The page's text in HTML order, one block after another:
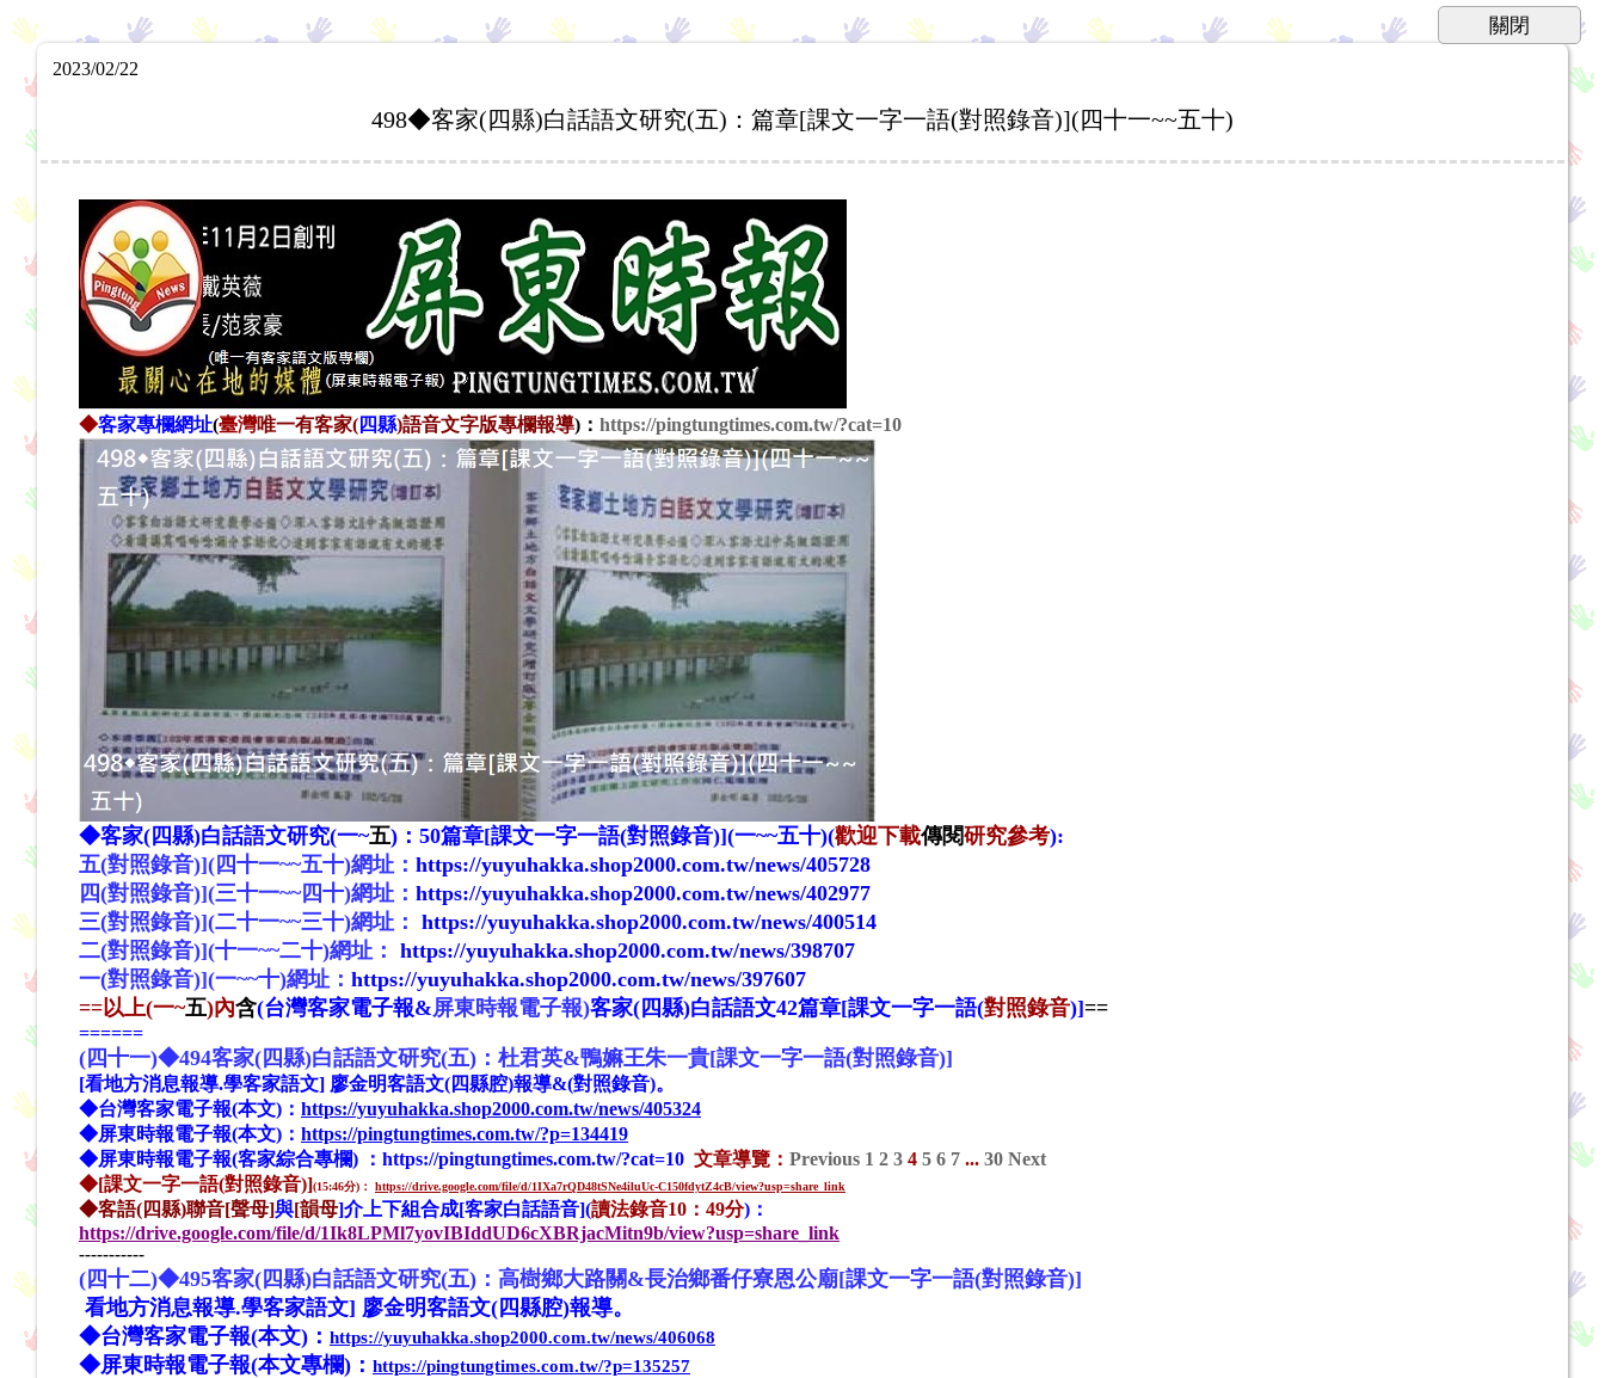
2023/02/22
498◆客家(四縣)白話語文研究(五)：篇章[課文一字一語(對照錄音)](四十一~~五十)
◆客家專欄網址(臺灣唯一有客家(四縣)語音文字版專欄報導)： https://pingtungtimes.com.tw/?cat=10
◆客家(四縣)白話語文研究(一~五)：50篇章[課文一字一語(對照錄音)](一~~五十)(歡迎下載傳閱研究參考):
五(對照錄音)](四十一~~五十)網址： https://yuyuhakka.shop2000.com.tw/news/405728
四(對照錄音)](三十一~~四十)網址： https://yuyuhakka.shop2000.com.tw/news/402977
三(對照錄音)](二十一~~三十)網址： https://yuyuhakka.shop2000.com.tw/news/400514
二(對照錄音)](十一~~二十)網址： https://yuyuhakka.shop2000.com.tw/news/398707
一(對照錄音)](一~~十)網址： https://yuyuhakka.shop2000.com.tw/news/397607
==以上(一~五)內含(台灣客家電子報&屏東時報電子報)客家(四縣)白話語文42篇章[課文一字一語(對照錄音)]==
======
(四十一)◆494客家(四縣)白話語文研究(五)：杜君英&鴨嫲王朱一貴[課文一字一語(對照錄音)]
[看地方消息報導.學客家語文] 廖金明客語文(四縣腔)報導&(對照錄音)。
◆台灣客家電子報(本文)： https://yuyuhakka.shop2000.com.tw/news/405324
◆屏東時報電子報(本文)： https://pingtungtimes.com.tw/?p=134419
◆屏東時報電子報(客家綜合專欄)
： https://pingtungtimes.com.tw/?cat=10 文章導覽： Previous 1 2 3 4 5 6 7 ... 30 Next
◆[課文一字一語(對照錄音)](15:46分)： https://drive.google.com/file/d/1IXa7rQD48tSNe4iluUc-C150fdytZ4cB/view?usp=share_link
◆客語(四縣)聯音[聲母]與[韻母]介上下組合成[客家白話語音](讀法錄音10： 49分)：
https://drive.google.com/file/d/1Ik8LPMl7yovIBIddUD6cXBRjacMitn9b/view?usp=share_link
-----------
(四十二)◆495客家(四縣)白話語文研究(五)： 高樹鄉大路關&長治鄉番仔寮恩公廟[課文一字一語(對照錄音)]
看地方消息報導.學客家語文] 廖金明客語文(四縣腔)報導。
◆台灣客家電子報(本文)： https://yuyuhakka.shop2000.com.tw/news/406068
◆屏東時報電子報(本文專欄)： https://pingtungtimes.com.tw/?p=135257